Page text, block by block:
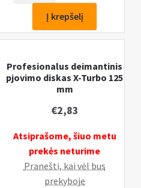
Deimantinis
segmentinis
pjovimo
125×8×22,23mm
Į krepšelį
Profesionalus deimantinis
pjovimo diskas X-Turbo 125
mm
€2,83
Atsiprašome, šiuo metu
prekės neturime
Pranešti, kai vėl bus
prekyboje